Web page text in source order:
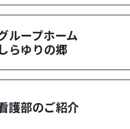
ループホーム
らゆりの郷
護部のご紹介